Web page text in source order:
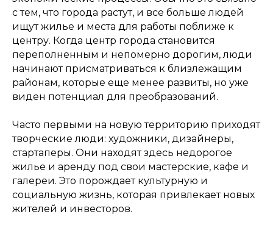
с тем, что города растут, и все больше людей
ищут жилье и места для работы поближе к
центру. Когда центр города становится
переполненным и непомерно дорогим, люди
начинают присматриваться к близлежащим
районам, которые еще менее развиты, но уже
виден потенциал для преобразований.
Часто первыми на новую территорию приходят
творческие люди: художники, дизайнеры,
стартаперы. Они находят здесь недорогое
жилье и аренду под свои мастерские, кафе и
галереи. Это порождает культурную и
социальную жизнь, которая привлекает новых
жителей и инвесторов.